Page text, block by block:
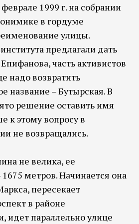
1999 г. на собрании
в гордуме
улицы.
предлагали дать
часть активистов
надо возвратить
название – Бутырская. В
решение оставить имя
к этому вопросу в
не возвращались.
не велика, ее
метров. Начинается она
пересекает
в районе
идет параллельно улице